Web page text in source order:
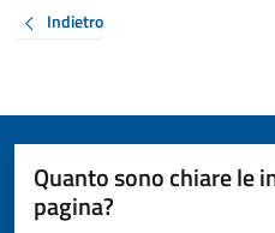
Indietro
Quanto sono chiare le
pagina?